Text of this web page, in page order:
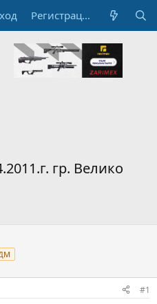
Регистрация
гр. Велико
#1